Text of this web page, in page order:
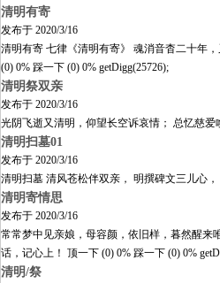
清明有寄
发布于 2020/3/16
清明有寄 七律《清明有寄》 魂消音杳二十年
(0) 0% 踩一下 (0) 0% getDigg(25726);
清明祭双亲
发布于 2020/3/16
光阴飞逝又清明，仰望长空诉哀情； 总忆慈爱
清明扫墓01
发布于 2020/3/16
清明扫墓 清风苍松伴双亲， 明撰碑文三儿心
清明寄情思
发布于 2020/3/16
常常梦中见亲娘，母容颜，依旧样，暮然醒来
话，记心上！ 顶一下 (0) 0% 踩一下 (0) 0%
清明/祭